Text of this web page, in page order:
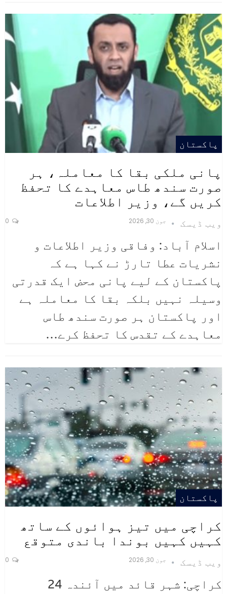
پاکستان
پانی ملکی بقا کا معاملہ، ہر
صورت سندھ طاس معاہدے کا تحفظ
کریں گے، وزیر اطلاعات
ویب ڈیسک جون 30, 2026
اسلام آباد: وفاقی وزیر اطلاعات و
نشریات عطا تارڑ نے کہا ہے کہ
پاکستان کے لیے پانی محض ایک قدرتی
وسیلہ نہیں بلکہ بقا کا معاملہ ہے
اور پاکستان ہر صورت سندھ طاس
معاہدے کے تقدس کا تحفظ کرے…
پاکستان
کراچی میں تیز ہوائوں کے ساتھ
کہیں کہیں بوندا باندی متوقع
ویب ڈیسک جون 30, 2026
کراچی: شہر قائد میں آئندہ 24